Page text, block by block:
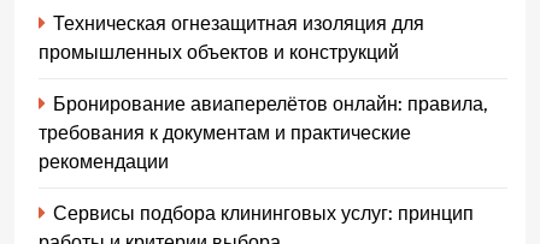
Техническая огнезащитная изоляция для
промышленных объектов и конструкций
Бронирование авиаперелётов онлайн: правила,
требования к документам и практические
рекомендации
Сервисы подбора клининговых услуг: принцип